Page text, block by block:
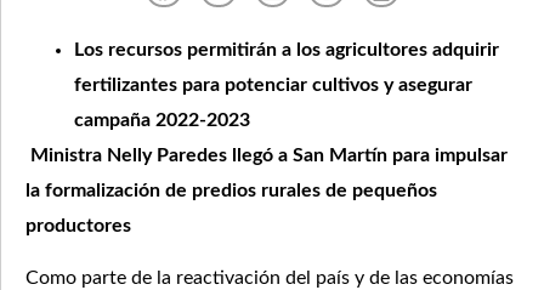
Los recursos permitirán a los agricultores adquirir
fertilizantes para potenciar cultivos y asegurar
campaña 2022-2023
Ministra Nelly Paredes llegó a San Martín para impulsar
la formalización de predios rurales de pequeños
productores
Como parte de la reactivación del país y de las economías